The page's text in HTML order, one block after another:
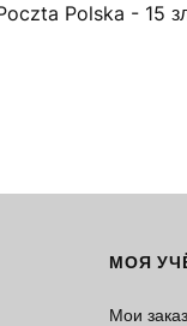
Polska - 15
МОЯ
Мои